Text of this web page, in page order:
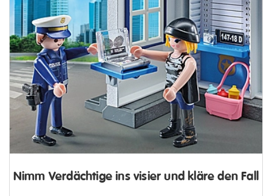
Nimm Verdächtige ins visier und kläre den Fall